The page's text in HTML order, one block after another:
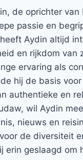
de oprichter
passie en
Aydin altijd
en rijkdom van
ervaring als
hij de basis
authentieke en
wil Aydin
nieuws en
de diversiteit
erin geslaagd om